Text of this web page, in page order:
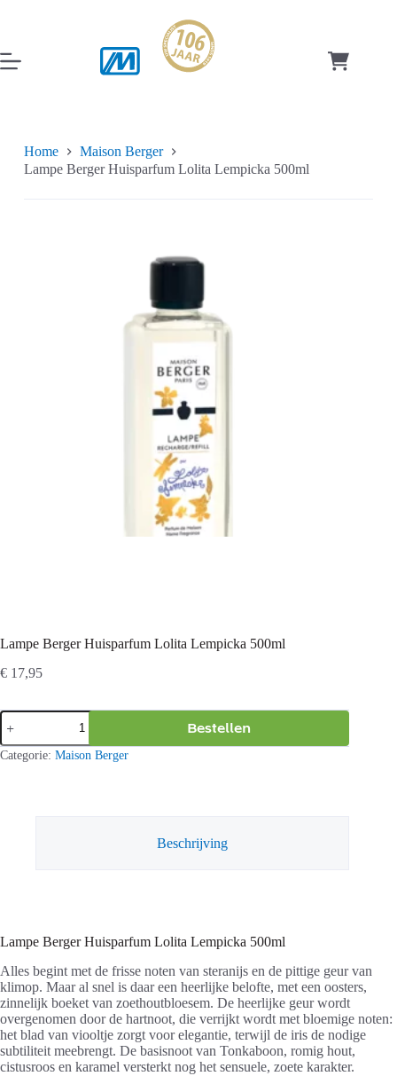
inhoud
Home
Maison Berger
Lampe Berger Huisparfum Lolita Lempicka 500ml
Lampe Berger Huisparfum Lolita Lempicka 500ml
€ 17,95
Lampe
Berger
Huisparfum
Lolita
Bestellen
Categorie: Maison Berger
Beschrijving
Lampe Berger Huisparfum Lolita Lempicka 500ml
Alles begint met de frisse noten van steranijs en de pittige geur van
klimop. Maar al snel is daar een heerlijke belofte, met een oosters,
zinnelijk boeket van zoethoutbloesem. De heerlijke geur wordt
overgenomen door de hartnoot, die verrijkt wordt met bloemige noten:
het blad van viooltje zorgt voor elegantie, terwijl de iris de nodige
subtiliteit meebrengt. De basisnoot van Tonkaboon, romig hout,
cistusroos en karamel versterkt nog het sensuele, zoete karakter.